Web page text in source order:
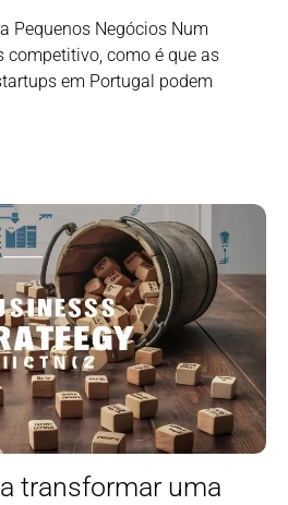
Pequenos Negócios Num
competitivo, como é que as
em Portugal podem
transformar uma